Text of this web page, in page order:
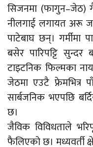
सिजनमा (फागुन–जेठ)
नीलगाई लगायत अरू
पाटेबाघ छन्। गर्मीमा
बसेर पारिपट्टि सुन्दर
टाइटनिक फिल्मका
जेठमा एउटै फ्रेमभित्र
सार्बजनिक भएपछि
छ।
जैविक विविधताले
फैलिएको छ। मध्यवर्ती